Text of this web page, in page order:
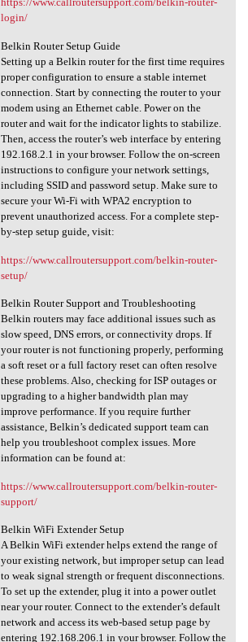
login/
Belkin Router Setup Guide
Setting up a Belkin router for the first time requires
proper configuration to ensure a stable internet
connection. Start by connecting the router to your
modem using an Ethernet cable. Power on the
router and wait for the indicator lights to stabilize.
Then, access the router’s web interface by entering
192.168.2.1 in your browser. Follow the on-screen
instructions to configure your network settings,
including SSID and password setup. Make sure to
secure your Wi-Fi with WPA2 encryption to
prevent unauthorized access. For a complete step-
by-step setup guide, visit:
https://www.callroutersupport.com/belkin-router-
setup/
Belkin Router Support and Troubleshooting
Belkin routers may face additional issues such as
slow speed, DNS errors, or connectivity drops. If
your router is not functioning properly, performing
a soft reset or a full factory reset can often resolve
these problems. Also, checking for ISP outages or
upgrading to a higher bandwidth plan may
improve performance. If you require further
assistance, Belkin’s dedicated support team can
help you troubleshoot complex issues. More
information can be found at:
https://www.callroutersupport.com/belkin-router-
support/
Belkin WiFi Extender Setup
A Belkin WiFi extender helps extend the range of
your existing network, but improper setup can lead
to weak signal strength or frequent disconnections.
To set up the extender, plug it into a power outlet
near your router. Connect to the extender’s default
network and access its web-based setup page by
entering 192.168.206.1 in your browser. Follow the